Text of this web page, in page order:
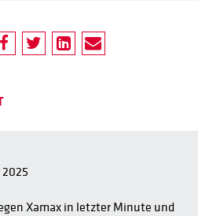
2025
Xamax in letzter Minute und